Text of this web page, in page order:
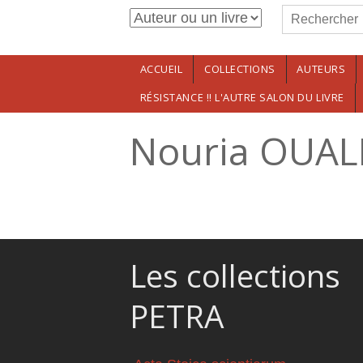
Aller au contenu principalFormulaire de
Rechercher
ACCUEIL COLLECTIONS AUTEURS
RÉSISTANCE !! L'AUTRE SALON DU LIVRE
Nouria
Les collections
PETRA